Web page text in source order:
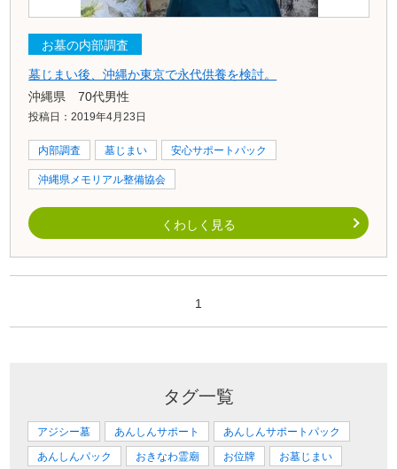
お墓の内部調査
墓じまい後、沖縄か東京で永代供養を検討。
沖縄県 70代男性
投稿日：2019年4月23日
内部調査 墓じまい 安心サポートパック
沖縄県メモリアル整備協会
くわしく見る
1
タグ一覧
アジシー墓 あんしんサポート
あんしんサポートパック
あんしんパック
おきなわ霊廟 お位牌
お墓じまい